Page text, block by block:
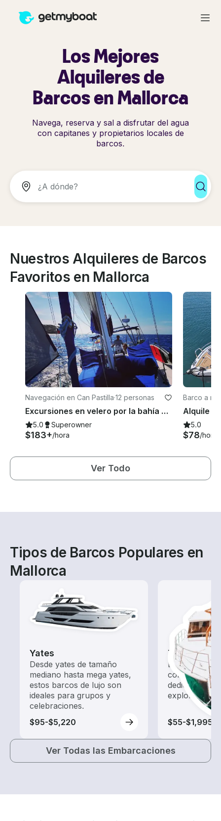
Los Mejores
Alquileres de
Barcos en Mallorca
Navega, reserva y sal a disfrutar del agua
con capitanes y propietarios locales de
barcos.
Nuestros Alquileres de Barcos
Favoritos en Mallorca
Navegación en Can Pastilla·12 personas
Excursiones en velero por la bahía de Palma//Mallorca Day Charter
5.0 Superowner
$183+/hora
Barco a
5.0
$78/hora
Ver Todo
Tipos de Barcos Populares en
Mallorca
Yates
Desde yates de tamaño
mediano hasta mega yates,
estos barcos de lujo son
ideales para grupos y
celebraciones.
$95-$5,220
Tours
Explora las
con un
dedicado a
exploración.
$55-$1,995
Ver Todas las Embarcaciones